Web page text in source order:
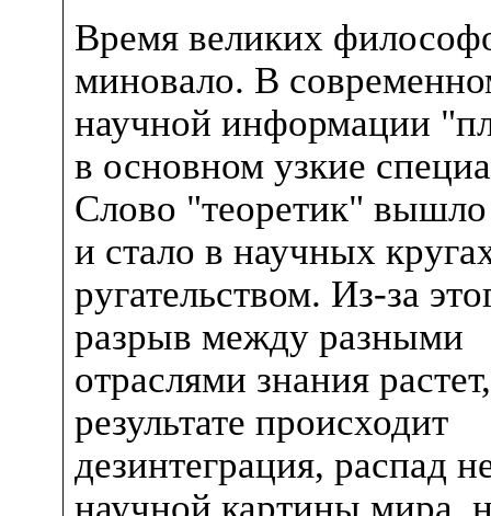
Время великих
миновало. В
научной информации
в основном узкие
Слово "теоретик"
и стало в научных
ругательством. Из-за
разрыв между разными
отраслями знания
результате происходит
дезинтеграция, распад
научной картины мира,